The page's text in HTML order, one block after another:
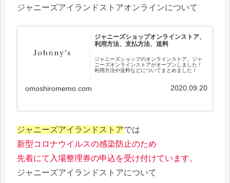
ジャニーズアイランドストアオンラインについて
ジャニーズショップオンラインストア、
利用方法、支払方法、送料
ジャニーズショップのオンラインストア、ジャ
ニーズオンラインストアがオープンしました！
利用方法や送料などについてまとめました！
omoshiromemo.com 2020.09.20
ジャニーズアイランドストアでは
新型コロナウイルスの感染防止のため
先着にて入場整理券の申込を受け付けています。
ジャニーズアイランドストアについて